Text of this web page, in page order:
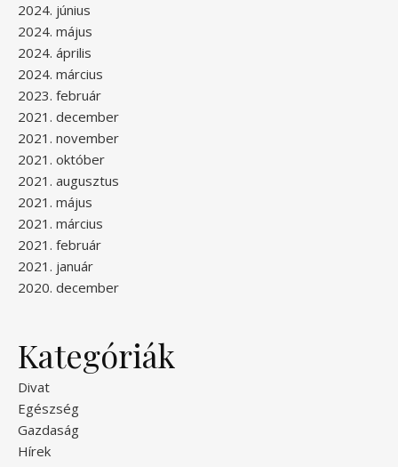
2024. június
2024. május
2024. április
2024. március
2023. február
2021. december
2021. november
2021. október
2021. augusztus
2021. május
2021. március
2021. február
2021. január
2020. december
Kategóriák
Divat
Egészség
Gazdaság
Hírek